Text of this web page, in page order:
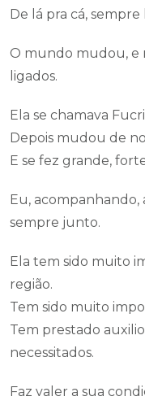
De lá pra cá, sempre
O mundo mudou, e
ligados.
Ela se chamava
Depois mudou de
E se fez grande,
Eu, acompanhando,
sempre junto.
Ela tem sido muito
região.
Tem sido muito
Tem prestado
necessitados.
Faz valer a sua